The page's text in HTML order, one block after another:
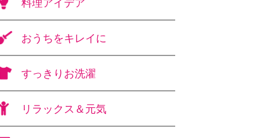
料理アイデア
おうちをキレイに
すっきりお洗濯
リラックス＆元気